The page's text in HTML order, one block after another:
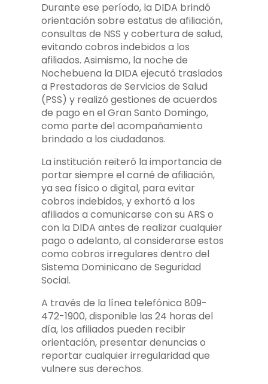
Durante ese período, la DIDA brindó
orientación sobre estatus de afiliación,
consultas de NSS y cobertura de salud,
evitando cobros indebidos a los
afiliados. Asimismo, la noche de
Nochebuena la DIDA ejecutó traslados
a Prestadoras de Servicios de Salud
(PSS) y realizó gestiones de acuerdos
de pago en el Gran Santo Domingo,
como parte del acompañamiento
brindado a los ciudadanos.
La institución reiteró la importancia de
portar siempre el carné de afiliación,
ya sea físico o digital, para evitar
cobros indebidos, y exhortó a los
afiliados a comunicarse con su ARS o
con la DIDA antes de realizar cualquier
pago o adelanto, al considerarse estos
como cobros irregulares dentro del
Sistema Dominicano de Seguridad
Social.
A través de la línea telefónica 809-
472-1900, disponible las 24 horas del
día, los afiliados pueden recibir
orientación, presentar denuncias o
reportar cualquier irregularidad que
vulnere sus derechos.